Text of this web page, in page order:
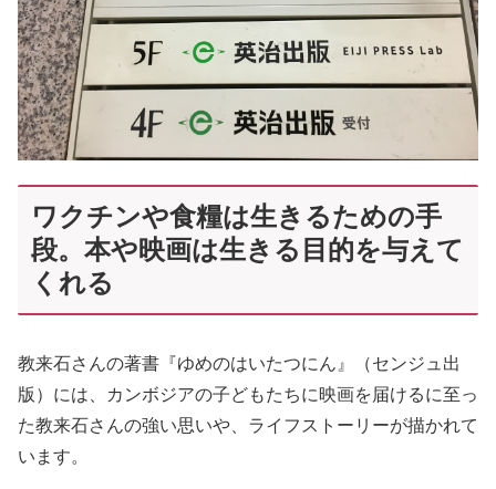
ワクチンや食糧は生きるための手
段。本や映画は生きる目的を与えて
くれる
教来石さんの著書『ゆめのはいたつにん』（センジュ出
版）には、カンボジアの子どもたちに映画を届けるに至っ
た教来石さんの強い思いや、ライフストーリーが描かれて
います。